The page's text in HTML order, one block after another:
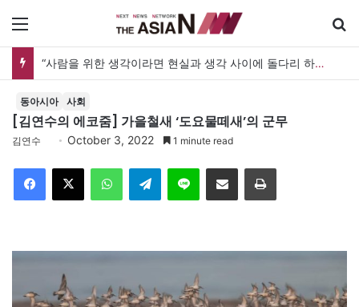
“사람을 위한 생각이라면 현실과 생각 사이에 돌다리 하나는 놓아야 하지 않을까”
동아시아 사회
[김연수의 에코줌] 가을철새 ‘도요물떼새’의 군무
김연수 October 3, 2022 1 minute read
Telegram 이메일